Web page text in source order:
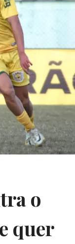
o
quer